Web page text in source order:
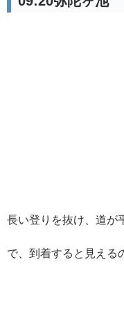
長い登りを抜け、道が
で、到着すると見える